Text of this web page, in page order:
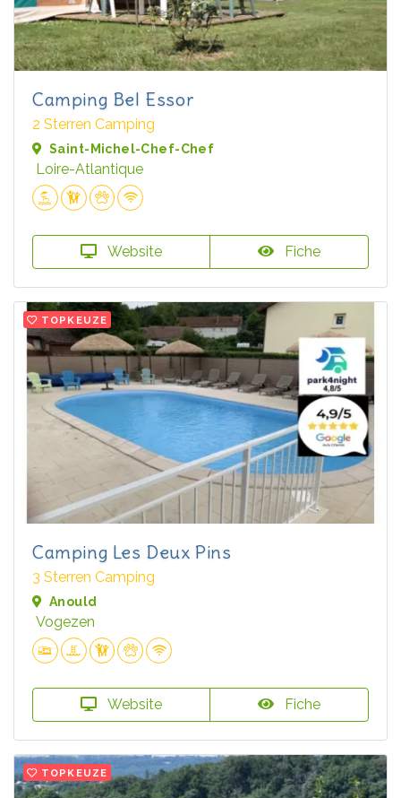
Camping Bel Essor
2 Sterren Camping
Saint-Michel-Chef-Chef
Loire-Atlantique
Website Fiche
TOPKEUZE
Camping Les Deux Pins
3 Sterren Camping
Anould
Vogezen
Website Fiche
TOPKEUZE